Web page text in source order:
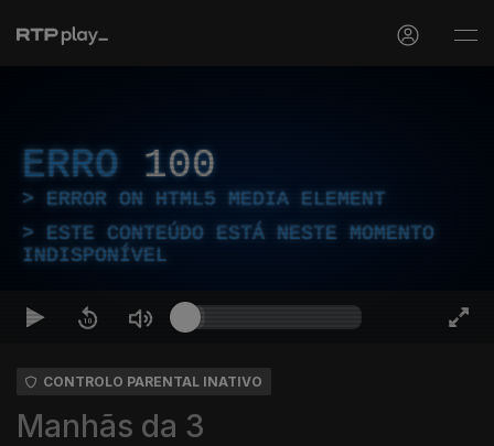
ERRO 100
ERROR ON HTML5 MEDIA ELEMENT
ESTE CONTEÚDO ESTÁ NESTE MOMENTO
INDISPONÍVEL
CONTROLO PARENTAL INATIVO
Manhãs da 3